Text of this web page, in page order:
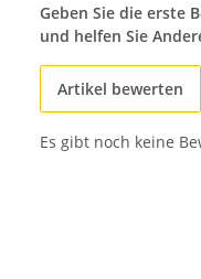
Geben Sie die erste
und helfen Sie
Artikel bewerten
Es gibt noch keine